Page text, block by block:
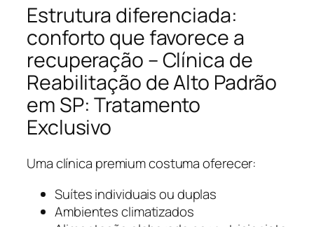
Estrutura diferenciada:
conforto que favorece a
recuperação – Clínica de
Reabilitação de Alto Padrão
em SP: Tratamento
Exclusivo
Uma clínica premium costuma oferecer:
Suítes individuais ou duplas
Ambientes climatizados